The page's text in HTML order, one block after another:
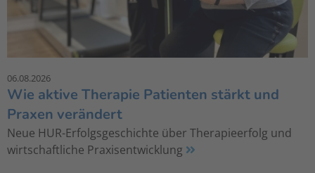
06.08.2026
Wie aktive Therapie Patienten stärkt und
Praxen verändert
Neue HUR-Erfolgsgeschichte über Therapieerfolg und
wirtschaftliche Praxisentwicklung